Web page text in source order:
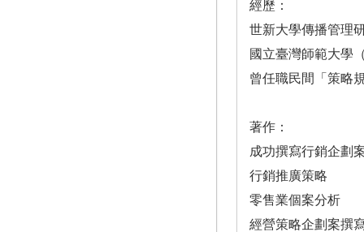
經歷：
世新大學傳播管理
國立臺灣師範大學
曾任職民間「策略
著作：
成功撰寫行銷企劃
行銷推廣策略
零售業個案分析
經營策略企劃案撰